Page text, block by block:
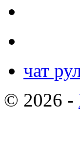
чат
© 2026 -